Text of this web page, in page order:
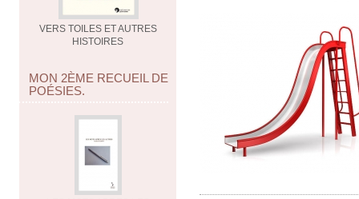
VERS TOILES ET AUTRES
HISTOIRES
MON 2ÈME RECUEIL DE
POÉSIES.